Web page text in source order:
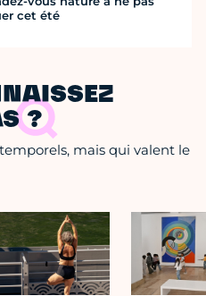
cet été
?
mais qui valent le